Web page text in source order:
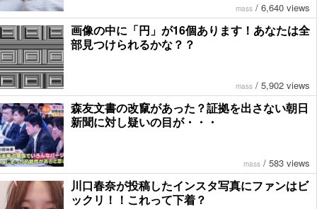
mass / 6,640 views
画像の中に「円」が16個あります！あなたは全
部見つけられるかな？？
mass / 5,902 views
森友文書の改竄があった？証拠を出さない朝日
新聞に対し疑いの目が・・・
mass / 583 views
川口春奈が投稿したインスタ写真にファンはビ
ックリ！！これって下着？